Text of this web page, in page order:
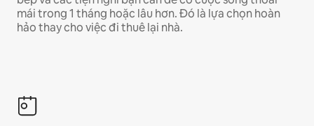
mái trong 1 tháng hoặc lâu hơn. Đó là lựa chọn hoàn
hảo thay cho việc đi thuê lại nhà.